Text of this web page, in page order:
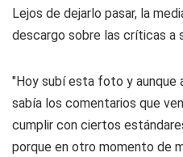
Lejos de dejarlo pasar, la
descargo sobre las críticas a
"Hoy subí esta foto y aunque
sabía los comentarios que
cumplir con ciertos
porque en otro momento de